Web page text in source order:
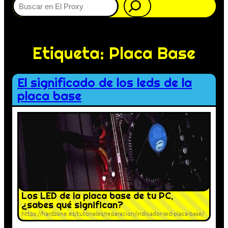
Etiqueta: Placa Base
El significado de los leds de la
placa base
Los LED de la placa base de tu PC,
¿sabes qué significan?
https://hardzone.es/tutoriales/reparacion/indicador-led-placa-base/